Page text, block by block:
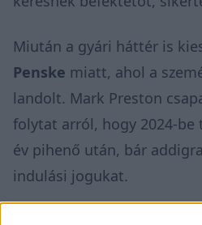
Miután a gyári háttér is
Penske miatt, ahol a
landolt. Mark Preston
folytat arról, hogy 2024-be
év pihenő után, bár
indulási jogukat.